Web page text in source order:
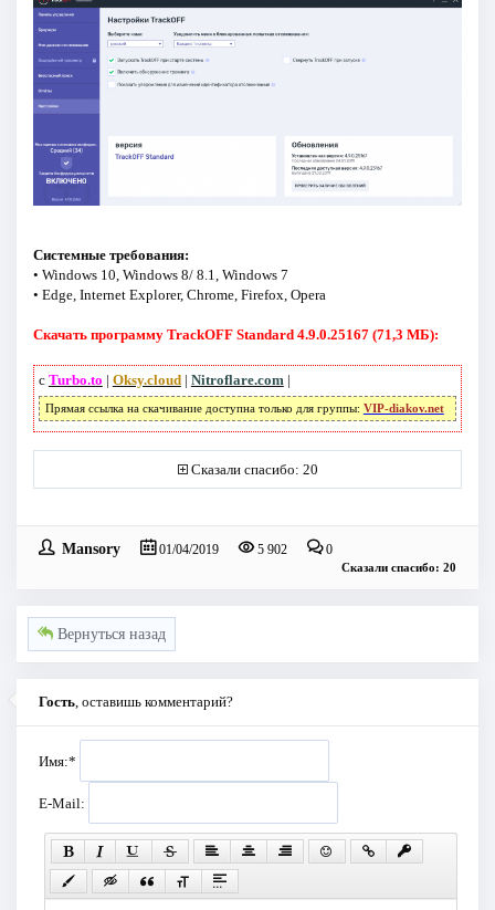
Системные требования:
• Windows 10, Windows 8/ 8.1, Windows 7
• Edge, Internet Explorer, Chrome, Firefox, Opera
Скачать программу TrackOFF Standard 4.9.0.25167 (71,3 МБ):
с Turbo.to | Oksy.cloud| Nitroflare.com |
Прямая ссылка на скачивание доступна только для группы: VIP-diakov.net
Сказали спасибо: 20
Mansory 01/04/2019 5 902 0
Сказали спасибо: 20
Вернуться назад
Гость , оставишь комментарий?
Имя:*
E-Mail: